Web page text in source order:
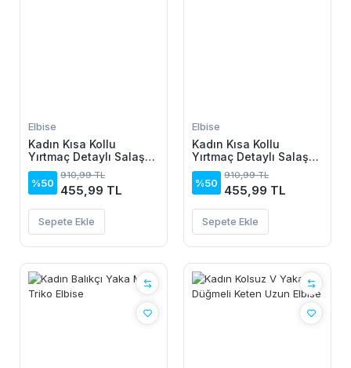
Elbise
Kadın Kısa Kollu
Yırtmaç Detaylı Salaş
Viskon Elbise
%50
910,99 TL
455,99 TL
Sepete Ekle
Elbise
Kadın Kısa Kollu
Yırtmaç Detaylı Salaş
Viskon Elbise
%50
910,99 TL
455,99 TL
Sepete Ekle